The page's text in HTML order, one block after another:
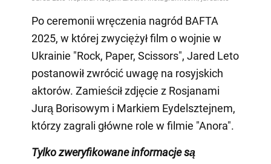
Po ceremonii wręczenia nagród BAFTA
2025, w której zwyciężył film o wojnie w
Ukrainie "Rock, Paper, Scissors", Jared Leto
postanowił zwrócić uwagę na rosyjskich
aktorów. Zamieścił zdjęcie z Rosjanami
Jurą Borisowym i Markiem Eydelsztejnem,
którzy zagrali główne role w filmie "Anora".
Tylkozweryfikowane informacje są